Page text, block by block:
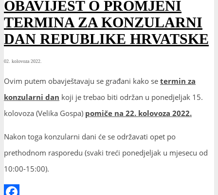
OBAVIJEST O PROMJENI
TERMINA ZA KONZULARNI
DAN REPUBLIKE HRVATSKE
02. kolovoza 2022.
Ovim putem obavještavaju se građani kako se termin za
konzularni dan koji je trebao biti održan u ponedjeljak 15.
kolovoza (Velika Gospa) pomiče na 22. kolovoza 2022.
Nakon toga konzularni dani će se održavati opet po
prethodnom rasporedu (svaki treći ponedjeljak u mjesecu od
10:00-15:00).